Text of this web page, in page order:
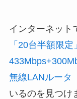
インターネット
「20台半額限
無線LANルータ
いるのを見つけ